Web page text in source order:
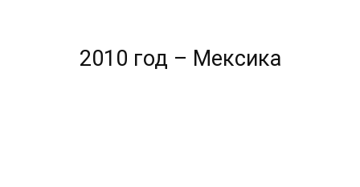
2010 год – Мексика